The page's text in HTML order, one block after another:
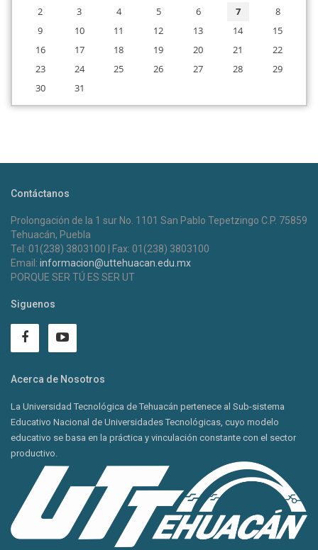
2
3 4 5 6 7
8
9
10 11 12 13 14
15
16
17 18 19 20 21
22
23
24 25 26 27 28
29
30
31
Contáctanos
Prolongación de la 1 sur No. 1101 San Pablo Tepetzingo C.P. 75859
Tehuacán, Puebla
Tel: 01(238) 3803100 | Fax: 01(238) 3803100
Email: informacion@uttehuacan.edu.mx
PORQUE SER TÚ ES SER UT
Siguenos
Acerca de Nosotros
La Universidad Tecnológica de Tehuacán pertenece al Sub-sistema
Educativo Nacional de Universidades Tecnológicas, cuyo modelo
educativo se basa en la práctica y vinculación constante con el sector
productivo.